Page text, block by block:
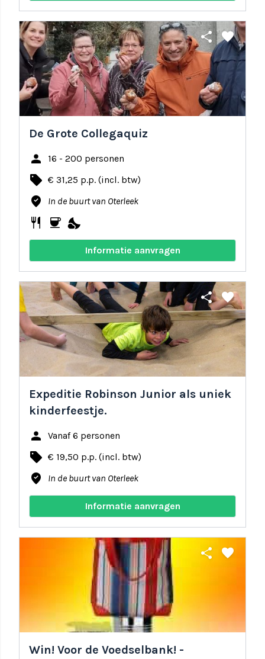
share favorite
De Grote Collegaquiz
person 16 - 200 personen
local_offer € 31,25 p.p. (incl. btw)
where_to_vote In de buurt van Oterleek
restaurant coffee nights_stay
Informatie aanvragen
share favorite
Expeditie Robinson Junior als uniek
kinderfeestje.
person Vanaf 6 personen
local_offer € 19,50 p.p. (incl. btw)
where_to_vote In de buurt van Oterleek
Informatie aanvragen
share favorite
Win! Voor de Voedselbank! -